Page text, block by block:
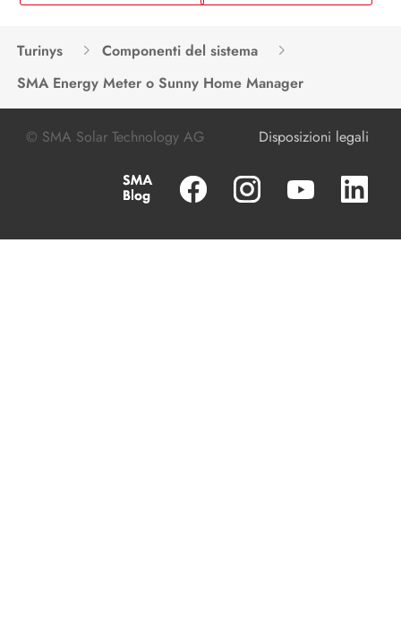
Turinys
Componenti del sistema
SMA Energy Meter o Sunny Home Manager
© SMA Solar Technology AG Disposizioni legali